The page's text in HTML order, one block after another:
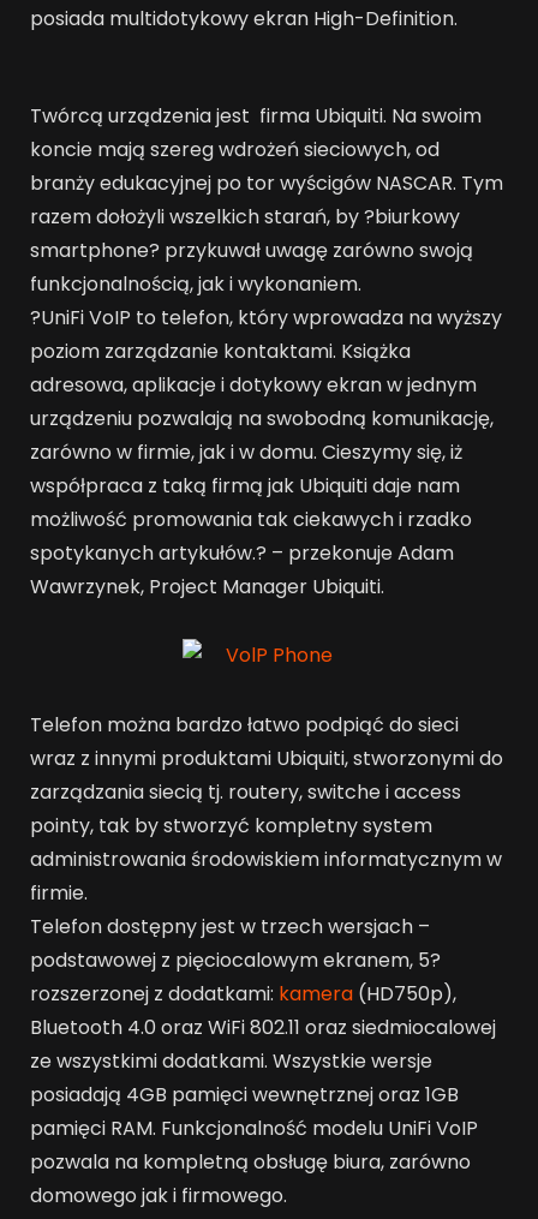
posiada multidotykowy ekran High-Definition.
Twórcą urządzenia jest firma Ubiquiti. Na swoim
koncie mają szereg wdrożeń sieciowych, od
branży edukacyjnej po tor wyścigów NASCAR. Tym
razem dołożyli wszelkich starań, by ?biurkowy
smartphone? przykuwał uwagę zarówno swoją
funkcjonalnością, jak i wykonaniem.
?UniFi VoIP to telefon, który wprowadza na wyższy
poziom zarządzanie kontaktami. Książka
adresowa, aplikacje i dotykowy ekran w jednym
urządzeniu pozwalają na swobodną komunikację,
zarówno w firmie, jak i w domu. Cieszymy się, iż
współpraca z taką firmą jak Ubiquiti daje nam
możliwość promowania tak ciekawych i rzadko
spotykanych artykułów.? – przekonuje Adam
Wawrzynek, Project Manager Ubiquiti.
Telefon można bardzo łatwo podpiąć do sieci
wraz z innymi produktami Ubiquiti, stworzonymi do
zarządzania siecią tj. routery, switche i access
pointy, tak by stworzyć kompletny system
administrowania środowiskiem informatycznym w
firmie.
Telefon dostępny jest w trzech wersjach –
podstawowej z pięciocalowym ekranem, 5?
rozszerzonej z dodatkami: kamera (HD750p),
Bluetooth 4.0 oraz WiFi 802.11 oraz siedmiocalowej
ze wszystkimi dodatkami. Wszystkie wersje
posiadają 4GB pamięci wewnętrznej oraz 1GB
pamięci RAM. Funkcjonalność modelu UniFi VoIP
pozwala na kompletną obsługę biura, zarówno
domowego jak i firmowego.